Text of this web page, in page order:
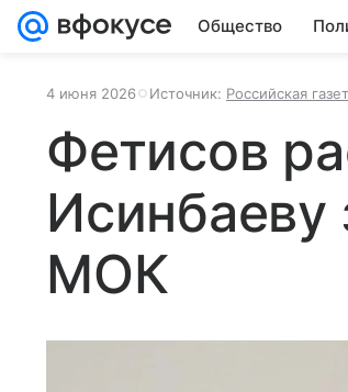
Общество
4 июня 2026 Источник: Российская
Фетисов
Исинбаеву
МОК